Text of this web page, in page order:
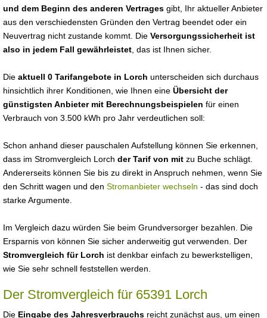
und dem Beginn des anderen Vertrages gibt, Ihr aktueller Anbieter
aus den verschiedensten Gründen den Vertrag beendet oder ein
Neuvertrag nicht zustande kommt. Die Versorgungssicherheit ist
also in jedem Fall gewährleistet , das ist Ihnen sicher.
Die aktuell 0 Tarifangebote in Lorch unterscheiden sich durchaus
hinsichtlich ihrer Konditionen, wie Ihnen eine Übersicht der
günstigsten Anbieter mit Berechnungsbeispielen für einen
Verbrauch von 3.500 kWh pro Jahr verdeutlichen soll:
Schon anhand dieser pauschalen Aufstellung können Sie erkennen,
dass im Stromvergleich Lorch der Tarif von mit zu Buche schlägt.
Andererseits können Sie bis zu direkt in Anspruch nehmen, wenn Sie
den Schritt wagen und den Stromanbieter wechseln - das sind doch
starke Argumente.
Im Vergleich dazu würden Sie beim Grundversorger bezahlen. Die
Ersparnis von können Sie sicher anderweitig gut verwenden. Der
Stromvergleich für Lorch ist denkbar einfach zu bewerkstelligen,
wie Sie sehr schnell feststellen werden.
Der Stromvergleich für 65391 Lorch
Die Eingabe des Jahresverbrauchs reicht zunächst aus, um einen